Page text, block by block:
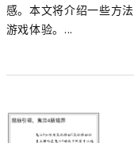
感。本文将介绍一些方
游戏体验。...